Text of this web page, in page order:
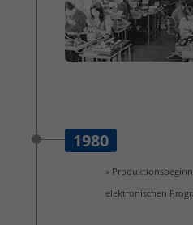
1980
»
elektronischen